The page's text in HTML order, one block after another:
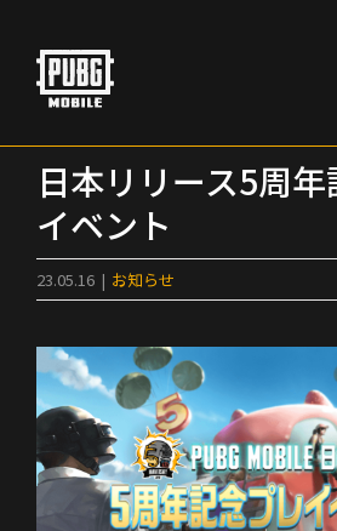
content
日本リリース5周
イベント
23.05.16 | お知らせ